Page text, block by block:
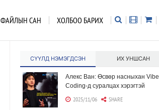
ФАЙЛЫН САН ХОЛБОО БАРИХ
СҮҮЛД НЭМЭГДСЭН ИХ УНШСАН
Алекс Ван: Өсвөр насныхан Vibe
Coding-д суралцах хэрэгтэй
2025/11/06 SHARE